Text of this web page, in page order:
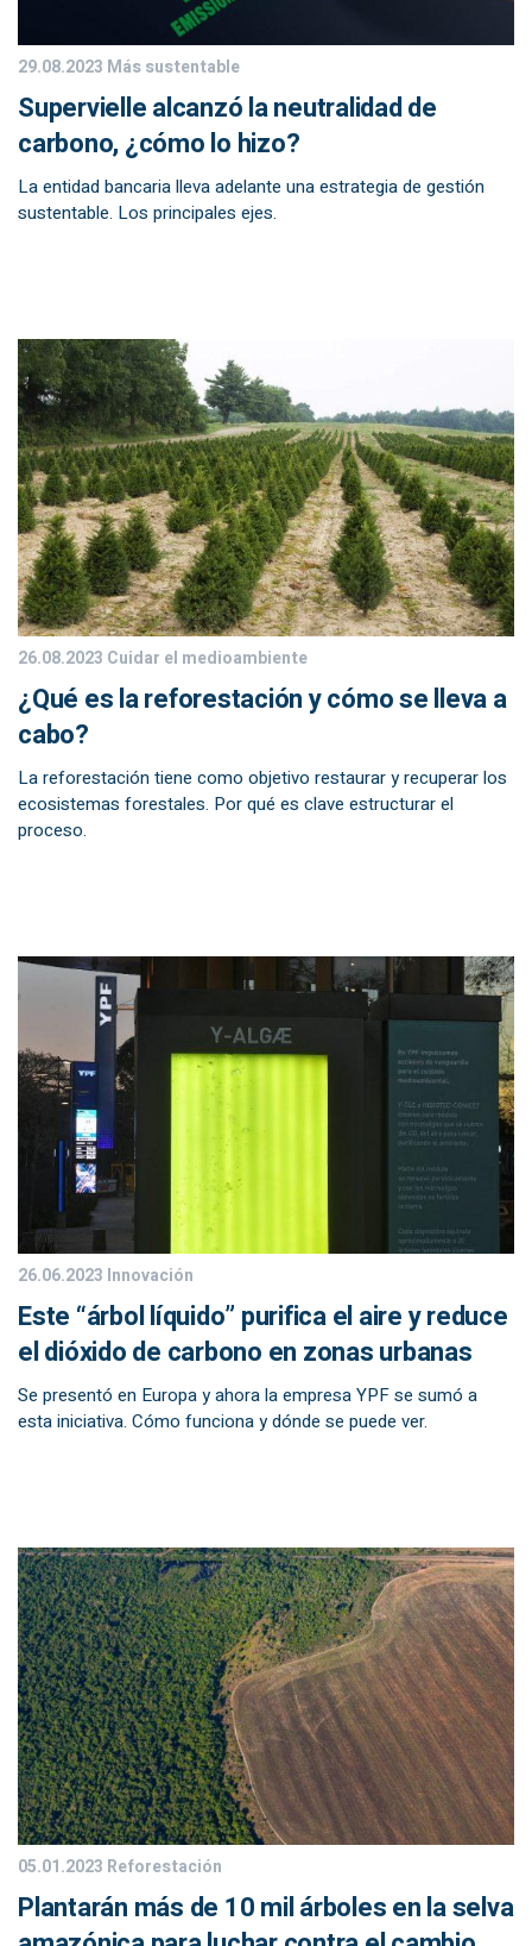
29.08.2023 Más sustentable
Supervielle alcanzó la neutralidad de
carbono, ¿cómo lo hizo?
La entidad bancaria lleva adelante una estrategia de gestión
sustentable. Los principales ejes.
26.08.2023 Cuidar el medioambiente
¿Qué es la reforestación y cómo se lleva a
cabo?
La reforestación tiene como objetivo restaurar y recuperar los
ecosistemas forestales. Por qué es clave estructurar el
proceso.
26.06.2023 Innovación
Este “árbol líquido” purifica el aire y reduce
el dióxido de carbono en zonas urbanas
Se presentó en Europa y ahora la empresa YPF se sumó a
esta iniciativa. Cómo funciona y dónde se puede ver.
05.01.2023 Reforestación
Plantarán más de 10 mil árboles en la selva